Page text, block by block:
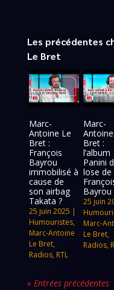
Les précédentes
Le Bret
Marc-
Antoine Le
Bret :
François
Bayrou
immobilisé à
cause de
son airbag
Takata ?
25 juin 2025 |
Humouristes,
Marc-Antoine
Le Bret,
Radios, RTL
Marc-
Bret :
l’album
Panini
lose de
Bayrou
25 juin
Marc-
Le Bret,
Radios,
« Entrées précédentes